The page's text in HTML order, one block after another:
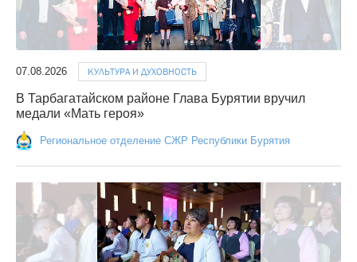
07.08.2026 КУЛЬТУРА И ДУХОВНОСТЬ
В Тарбагатайском районе Глава Бурятии вручил
медали «Мать героя»
Региональное отделение СЖР Республики Бурятия